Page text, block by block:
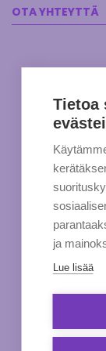
OTA YHTEYTTÄ
Tietoa
ja
Lue lisää